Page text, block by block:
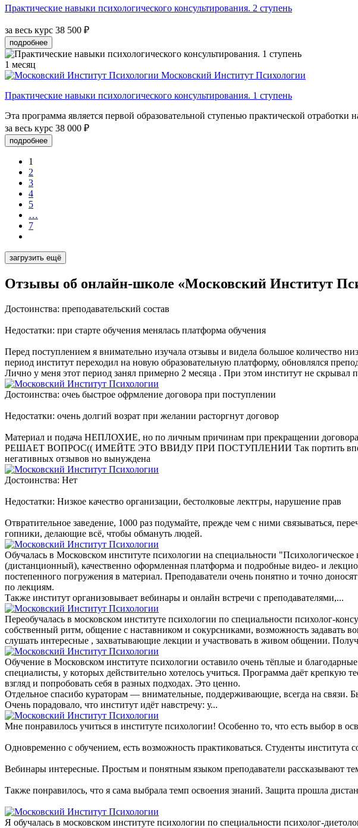
Практические навыки психологического консультирования. 2 ступень
за весь курс 38 500 ₽
подробнее
1 месяц
Московский Институт Психологии
Практические навыки психологического консультирования. 1 ступень
Эта программа является первой образовательной ступенью практической отработки
за весь курс 38 000 ₽
подробнее
1
2
3
4
5
…
7
загрузить ещё
Отзывы об онлайн-школе «Московский Институт
Достоинства: преподавательский состав
Недостатки: при старте обучения менялась платформа обучения
Перед поступлением я внимательно изучала отзывы и видела большое количество
период институт переходил на новую образовательную платформу, обновлялся
Лично у меня этот период занял примерно 2 месяца . При этом институт не
Достоинства: очеь быстрое офрмление договора при поступлении
Недостатки: очень долгий возрат при желании расторгнут договор
Материал и подача НЕПЛОХИЕ, но по личным причинам при прекращении
РЕШАЕТ ВОПРОС(( ИМЕЙТЕ ЭТО ВВИДУ ПРИ ПОСТУПЛЕНИИ Так портить
негативных отзывов но вынуждена
Достоинства: Нет
Недостатки: Низкое качество организации, бестолковые лектгры, нарушение прав
Отвратительное заведение, 1000 раз подумайте, прежде чем с ними связываться,
гопники, делающие всё, чтобы обмануть людей.
Обучалась в Московском институте психологии на специальности
(дистанционный), качественно оформленная платформа и подробные видео- и
постепенного погружения в материал. Преподаватели очень понятно и точно
по лекциям.
Также институт организовывает вебинары и онлайн встречи с преподавателями,...
Переобучалась в московском институте психологии по специальности психолог-
собственный ритм, общение с наставником и сокурсниками, возможность задавать
слушать интересные , захватывающие лекции и участвовать в живом общении.
Обучение в Московском институте психологии оставило очень тёплые и
специалисты, у которых действительно хотелось учиться. Программа даёт
взгляд и попробовать себя в разных подходах. Это ценно.
Отдельное спасибо кураторам — внимательные, поддерживающие, всегда на связи.
Очень порадовало, что институт идёт навстречу: у...
Мне понравилось учиться в институте психологии! Особенно то, что есть выбор в
Одновременно с обучением, есть возможность практиковаться. Студенты
Вебинары интересные. Простым и понятным языком преподаватели рассказывают
Также понравилось, что я сама выбрала темп освоения знаний. Защита прошла
Я обучалась в московском институте психологии по специальности психолог-